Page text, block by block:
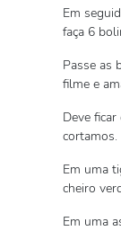
Em
faça 6
Passe as
filme e
Deve
cortamos.
Em uma
cheiro
Em uma